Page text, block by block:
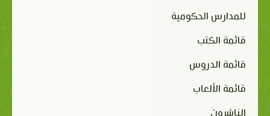
للمدارس الحكومية
قائمة الكتب
قائمة الدروس
قائمة الألعاب